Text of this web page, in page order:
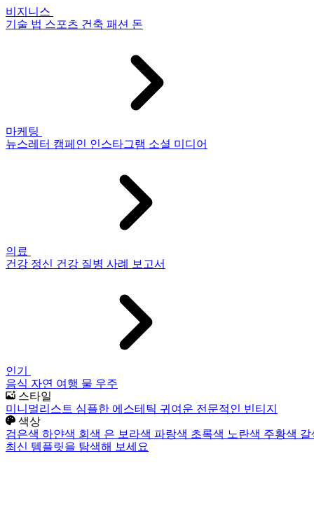
비지니스
기술 법 스포츠 건축 패션 돈
마케팅
뉴스레터 캠페인 인스타그램 소셜 미디어
의료
건강 정신 건강 질병 사례 보고서
인기
음식 자연 여행 물 우주
스타일
미니멀리스트 심플한 에스테틱 귀여운 전문적인 빈티지
색상
검은색 하얀색 회색 은 보라색 파랑색 초록색 노란색 주황색
최신 템플릿을 탐색해 보세요